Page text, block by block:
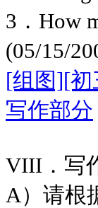
3．
(05/15/
[组图][初
写作部分
VIII．写
A）请根